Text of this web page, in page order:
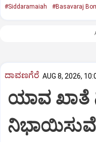
#Siddaramaiah #Basavaraj
ದಾವಣಗೆರೆ AUG 8, 2026,
ಯಾವ ಖಾತೆ